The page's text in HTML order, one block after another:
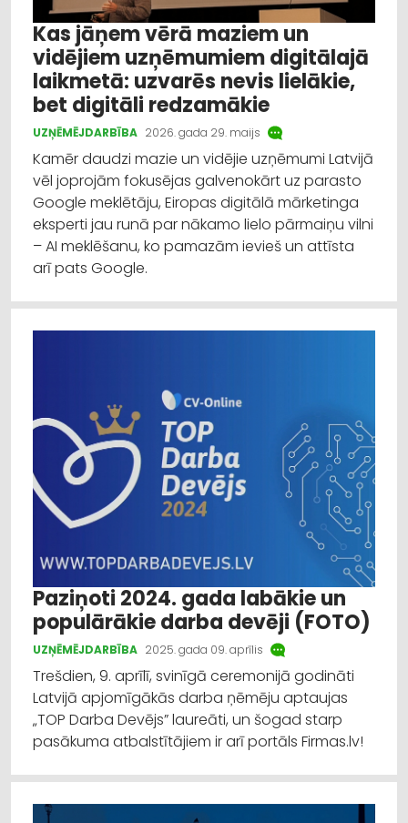
Profesionāļu padomi
Kas jāņem vērā maziem un
vidējiem uzņēmumiem digitālajā
laikmetā: uzvarēs nevis lielākie,
bet digitāli redzamākie
UZŅĒMĒJDARBĪBA 2026. gada 29. maijs
Kamēr daudzi mazie un vidējie uzņēmumi Latvijā
vēl joprojām fokusējas galvenokārt uz parasto
Google meklētāju, Eiropas digitālā mārketinga
eksperti jau runā par nākamo lielo pārmaiņu vilni
– AI meklēšanu, ko pamazām ievieš un attīsta
arī pats Google.
Paziņoti 2024. gada labākie un
populārākie darba devēji (FOTO)
UZŅĒMĒJDARBĪBA 2025. gada 09. aprīlis
Trešdien, 9. aprīlī, svinīgā ceremonijā godināti
Latvijā apjomīgākās darba ņēmēju aptaujas
„TOP Darba Devējs” laureāti, un šogad starp
pasākuma atbalstītājiem ir arī portāls Firmas.lv!